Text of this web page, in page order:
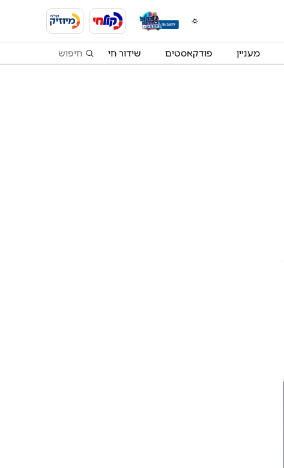
מעניין פודקאסטים שידור חי